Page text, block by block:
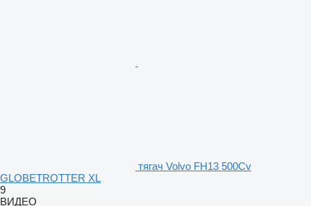
тягач Volvo FH13 500Cv
GLOBETROTTER XL
9
ВИДЕО